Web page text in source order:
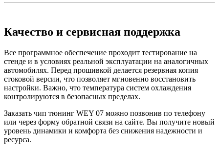
Качество и сервисная поддержка
Все программное обеспечение проходит тестирование на
стенде и в условиях реальной эксплуатации на аналогичных
автомобилях. Перед прошивкой делается резервная копия
стоковой версии, что позволяет мгновенно восстановить
настройки. Важно, что температура систем охлаждения
контролируются в безопасных пределах.
Заказать чип тюнинг WEY 07 можно позвонив по телефону
или через форму обратной связи на сайте. Вы получите новый
уровень динамики и комфорта без снижения надежности и
ресурса.